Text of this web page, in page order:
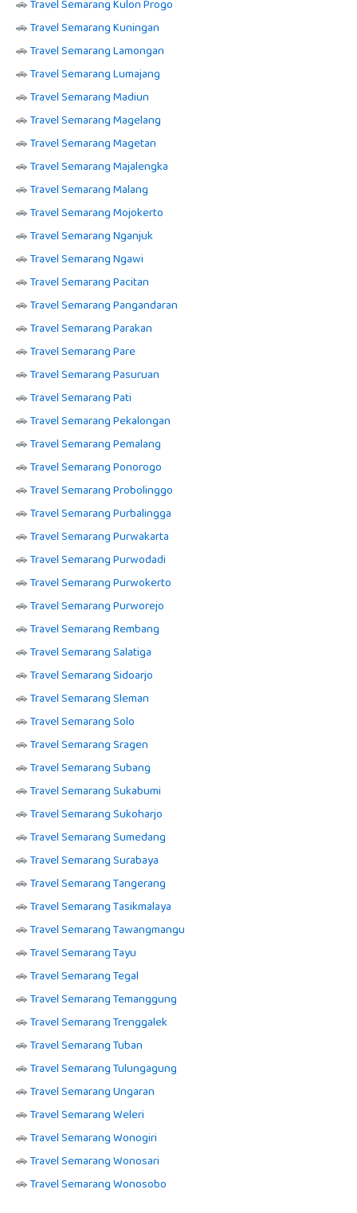
🚗Travel Semarang Kulon Progo
🚗Travel Semarang Kuningan
🚗Travel Semarang Lamongan
🚗Travel Semarang Lumajang
🚗Travel Semarang Madiun
🚗Travel Semarang Magelang
🚗Travel Semarang Magetan
🚗Travel Semarang Majalengka
🚗Travel Semarang Malang
🚗Travel Semarang Mojokerto
🚗Travel Semarang Nganjuk
🚗Travel Semarang Ngawi
🚗Travel Semarang Pacitan
🚗Travel Semarang Pangandaran
🚗Travel Semarang Parakan
🚗Travel Semarang Pare
🚗Travel Semarang Pasuruan
🚗Travel Semarang Pati
🚗Travel Semarang Pekalongan
🚗Travel Semarang Pemalang
🚗Travel Semarang Ponorogo
🚗Travel Semarang Probolinggo
🚗Travel Semarang Purbalingga
🚗Travel Semarang Purwakarta
🚗Travel Semarang Purwodadi
🚗Travel Semarang Purwokerto
🚗Travel Semarang Purworejo
🚗Travel Semarang Rembang
🚗Travel Semarang Salatiga
🚗Travel Semarang Sidoarjo
🚗Travel Semarang Sleman
🚗Travel Semarang Solo
🚗Travel Semarang Sragen
🚗Travel Semarang Subang
🚗Travel Semarang Sukabumi
🚗Travel Semarang Sukoharjo
🚗Travel Semarang Sumedang
🚗Travel Semarang Surabaya
🚗Travel Semarang Tangerang
🚗Travel Semarang Tasikmalaya
🚗Travel Semarang Tawangmangu
🚗Travel Semarang Tayu
🚗Travel Semarang Tegal
🚗Travel Semarang Temanggung
🚗Travel Semarang Trenggalek
🚗Travel Semarang Tuban
🚗Travel Semarang Tulungagung
🚗Travel Semarang Ungaran
🚗Travel Semarang Weleri
🚗Travel Semarang Wonogiri
🚗Travel Semarang Wonosari
🚗Travel Semarang Wonosobo